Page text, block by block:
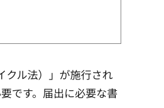
クル法）」が施行され
です。届出に必要な書